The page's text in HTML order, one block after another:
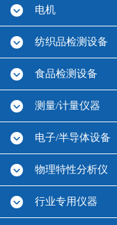
电机
纺织品检测设备
食品检测设备
测量/计量仪器
电子/半导体设备
物理特性分析仪
行业专用仪器